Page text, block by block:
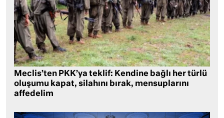
Meclis’ten PKK’ya teklif: Kendine bağlı her türlü
oluşumu kapat, silahını bırak, mensuplarını
affedelim